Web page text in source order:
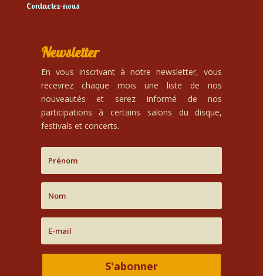
Contactez-nous
Newsletter
En vous inscrivant à notre newsletter, vous
recevrez chaque mois une liste de nos
nouveautés et serez informé de nos
participations à certains salons du disque,
festivals et concerts.
S'abonner